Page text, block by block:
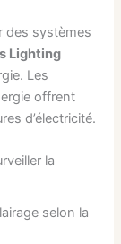
des systèmes
Lighting
Les
offrent
d’électricité.
la
selon la